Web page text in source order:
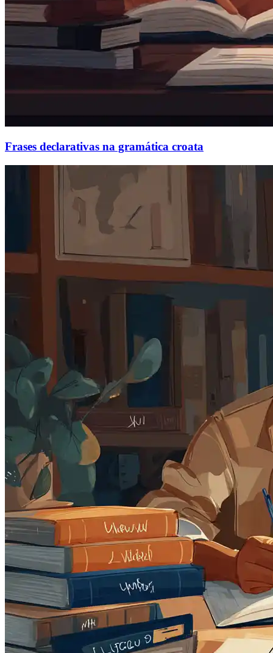
Frases declarativas na gramática croata